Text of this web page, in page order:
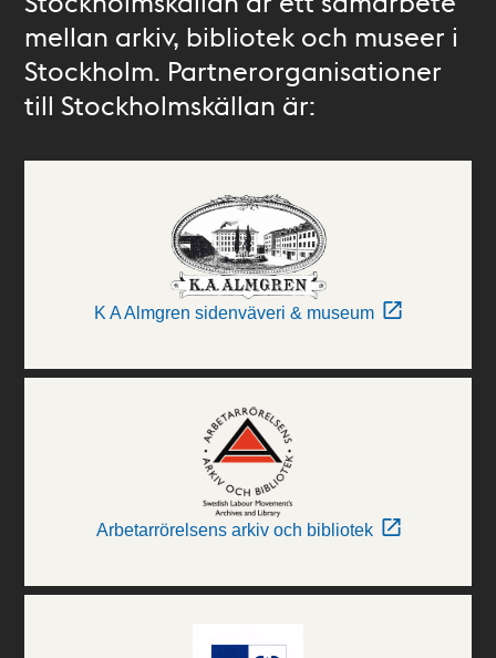
mellan arkiv, bibliotek och museer i
Stockholm. Partnerorganisationer
till Stockholmskällan är:
K A Almgren sidenväveri & museum
Arbetarrörelsens arkiv och bibliotek